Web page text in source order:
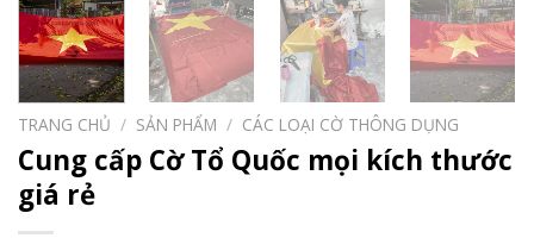
TRANG CHỦ / SẢN PHẨM / CÁC LOẠI CỜ THÔNG DỤNG
Cung cấp Cờ Tổ Quốc mọi kích thước
giá rẻ